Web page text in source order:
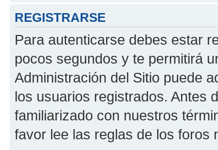
REGISTRARSE
Para autenticarse debes estar
pocos segundos y te permitirá
Administración del Sitio puede
los usuarios registrados. Antes
familiarizado con nuestros
favor lee las reglas de los foros